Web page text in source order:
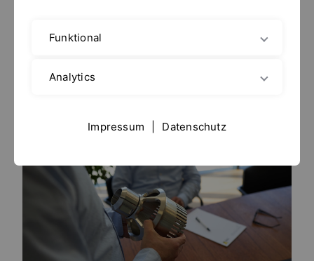
Funktional
Analytics
Impressum Datenschutz